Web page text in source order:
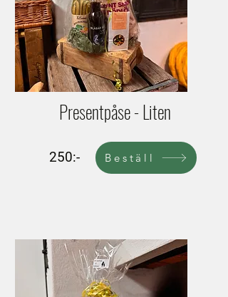
Presentpåse - Liten
250:- Beställ